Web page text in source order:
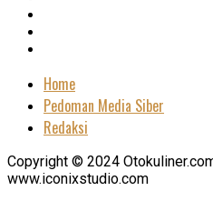
Home
Pedoman Media Siber
Redaksi
Copyright © 2024
www.iconixstudio.com